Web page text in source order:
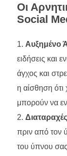
Οι
Social
Αυξημένο
ειδήσεις και
άγχος και
η αίσθηση ότι
μπορούν να
πριν από τον
του ύπνου